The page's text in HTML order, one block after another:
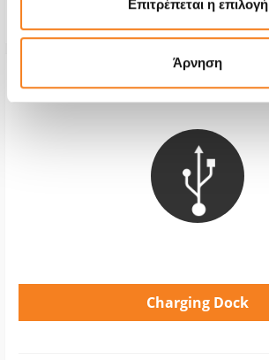
Επιτρέπεται η επιλογή
Άρνηση
Charging Dock